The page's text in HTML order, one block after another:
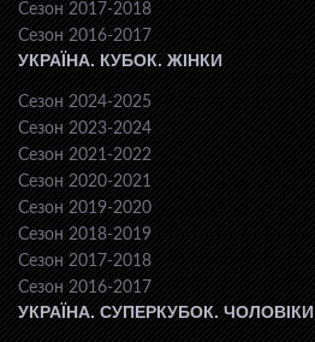
Сезон 2017-2018
Сезон 2016-2017
УКРАЇНА. КУБОК. ЖІНКИ
Сезон 2024-2025
Сезон 2023-2024
Сезон 2021-2022
Сезон 2020-2021
Сезон 2019-2020
Сезон 2018-2019
Сезон 2017-2018
Сезон 2016-2017
УКРАЇНА. СУПЕРКУБОК. ЧОЛОВІКИ